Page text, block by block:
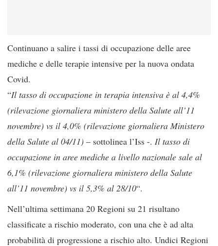
Continuano a salire i tassi di occupazione delle aree
mediche e delle terapie intensive per la nuova ondata
Covid.
“Il tasso di occupazione in terapia intensiva è al 4,4%
(rilevazione giornaliera ministero della Salute all’11
novembre) vs il 4,0% (rilevazione giornaliera Ministero
della Salute al 04/11) – sottolinea l’Iss -. Il tasso di
occupazione in aree mediche a livello nazionale sale al
6,1% (rilevazione giornaliera ministero della Salute
all’11 novembre) vs il 5,3% al 28/10“.
Nell’ultima settimana 20 Regioni su 21 risultano
classificate a rischio moderato, con una che è ad alta
probabilità di progressione a rischio alto. Undici Regioni